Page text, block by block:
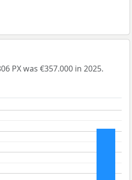
PX was €357.000 in 2025.